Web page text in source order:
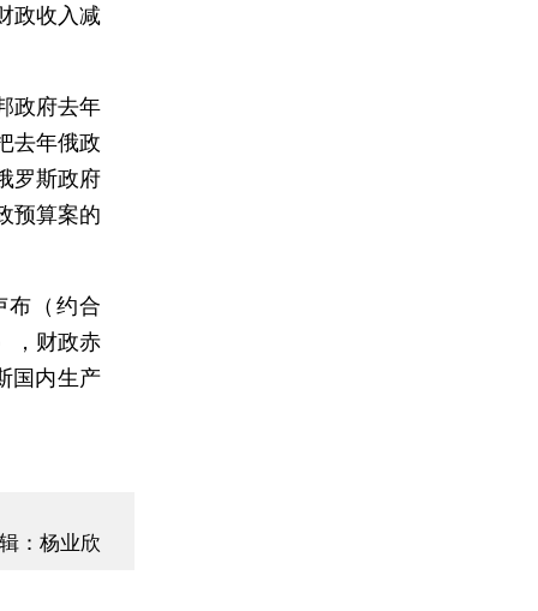
政收入减
政府去年
去年俄政
罗斯政府
预算案的
（约合
，财政赤
国内生产
：杨业欣